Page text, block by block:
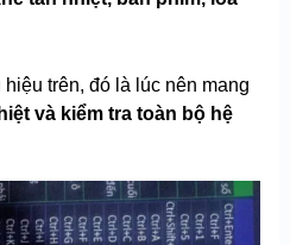
trên, đó là lúc nên mang
và kiểm tra toàn bộ hệ